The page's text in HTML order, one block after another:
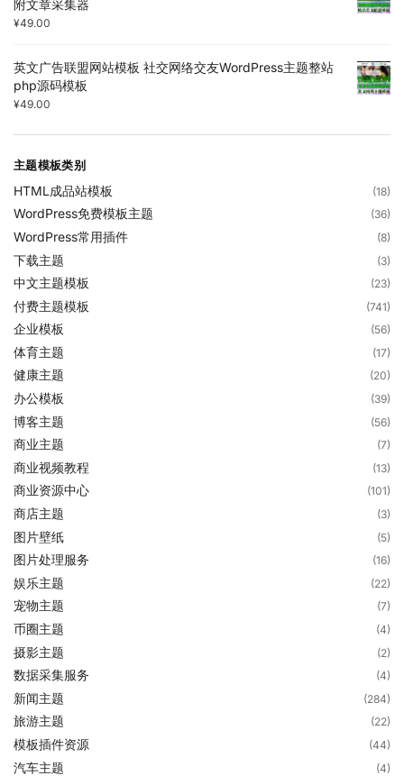
附文章采集器
¥49.00
英文广告联盟网站模板 社交网络交友WordPress主题整站
php源码模板
¥49.00
主题模板类别
HTML成品站模板 (18)
WordPress免费模板主题 (36)
WordPress常用插件 (8)
下载主题 (3)
中文主题模板 (23)
付费主题模板 (741)
企业模板 (56)
体育主题 (17)
健康主题 (20)
办公模板 (39)
博客主题 (56)
商业主题 (7)
商业视频教程 (13)
商业资源中心 (101)
商店主题 (3)
图片壁纸 (5)
图片处理服务 (16)
娱乐主题 (22)
宠物主题 (7)
币圈主题 (4)
摄影主题 (2)
数据采集服务 (4)
新闻主题 (284)
旅游主题 (22)
模板插件资源 (44)
汽车主题 (4)